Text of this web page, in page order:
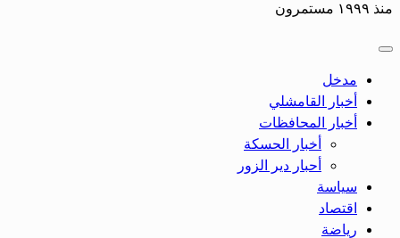
منذ ١٩٩٩ مستمرون
مدخل
أخبار القامشلي
أخبار المحافظات
أخبار الحسكة
أحبار دير الزور
سياسة
اقتصاد
رياضة